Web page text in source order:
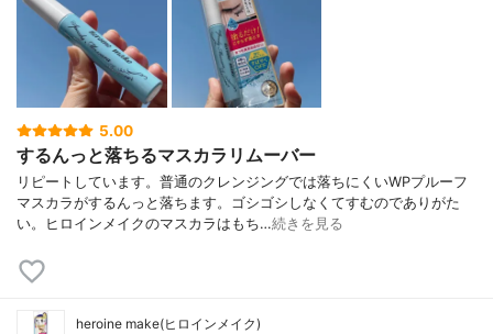
5.00
するんっと落ちるマスカラリムーバー
リピートしています。普通のクレンジングでは落ちにくいWPプルーフ
マスカラがするんっと落ちます。ゴシゴシしなくてすむのでありがた
い。ヒロインメイクのマスカラはもち…続きを見る
heroine make(ヒロインメイク)